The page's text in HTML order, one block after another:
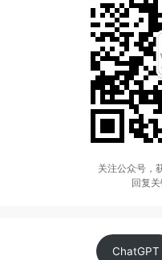
关注公众号，
回复
ChatGPT